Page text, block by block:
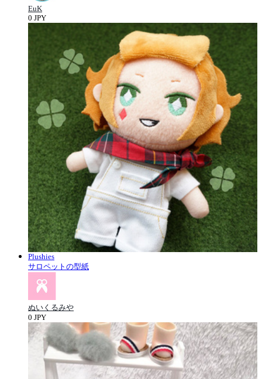
EuK
0 JPY
Plushies
サロペットの型紙
ぬいくるみや
0 JPY